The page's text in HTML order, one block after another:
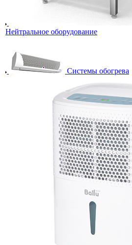
Нейтральное оборудование
Системы обогрева